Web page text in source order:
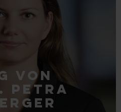
von
Petra